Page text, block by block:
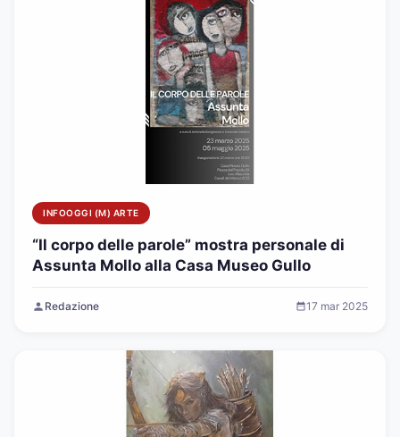
INFOOGGI (M) ARTE
“Il corpo delle parole” mostra personale di
Assunta Mollo alla Casa Museo Gullo
Redazione 17 mar 2025